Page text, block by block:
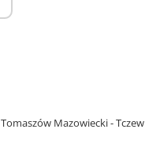
Tomaszów Mazowiecki - Tczew